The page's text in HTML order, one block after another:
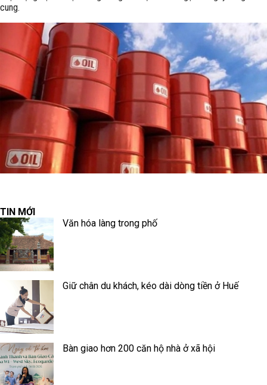
cung.
TIN MỚI
Văn hóa làng trong phố
Giữ chân du khách, kéo dài dòng tiền ở Huế
Bàn giao hơn 200 căn hộ nhà ở xã hội